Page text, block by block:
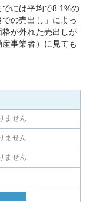
には平均で8.1%の
の売出し」によっ
が外れた売出しが
事業者）に見ても
ません
ません
ません